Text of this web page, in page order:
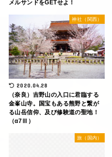
メルサンドをGETせよ！
神社（関西）
2020.04.28
（奈良）吉野山の入口に君臨する
金峯山寺。国宝もある熊野と繋が
る山岳信仰、及び修験道の聖地！
（α7Ⅲ）
旅（国内）